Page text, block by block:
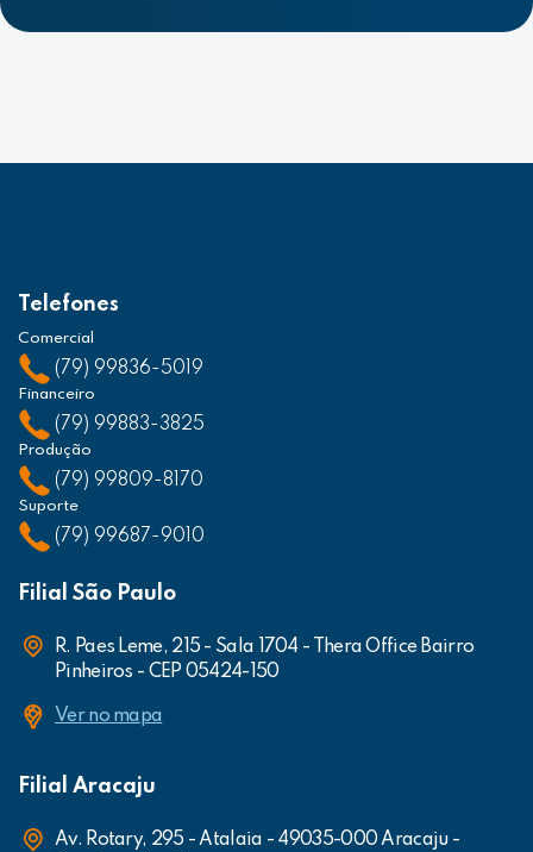
Telefones
Comercial
(79) 99836-5019
Financeiro
(79) 99883-3825
Produção
(79) 99809-8170
Suporte
(79) 99687-9010
Filial São Paulo
R. Paes Leme, 215 - Sala 1704 - Thera Office Bairro
Pinheiros - CEP 05424-150
Ver no mapa
Filial Aracaju
Av. Rotary, 295 - Atalaia - 49035-000 Aracaju -